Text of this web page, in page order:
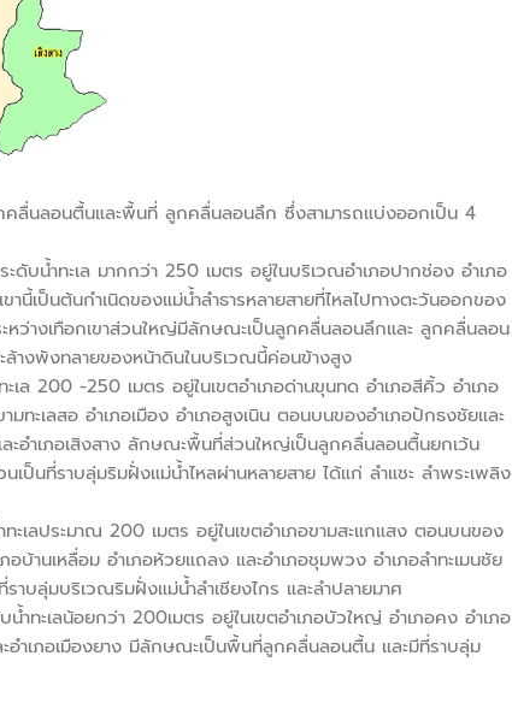
คลื่นลอนตื้นและพื้นที่ ลูกคลื่นลอนลึก ซึ่งสามารถแบ่งออกเป็น 4
ดับน้ำทะเล มากกว่า 250 เมตร อยู่ในบริเวณอำเภอปากช่อง อำเภอ
านี้เป็นต้นกำเนิดของแม่น้ำลำธารหลายสายที่ไหลไปทางตะวันออกของ
หว่างเทือกเขาส่วนใหญ่มีลักษณะเป็นลูกคลื่นลอนลึกและ ลูกคลื่นลอน
ล้างพังทลายของหน้าดินในบริเวณนี้ค่อนข้างสูง
ล 200 -250 เมตร อยู่ในเขตอำเภอด่านขุนทด อำเภอสีคิ้ว อำเภอ
มทะเลสอ อำเภอเมือง อำเภอสูงเนิน ตอนบนของอำเภอปักธงชัยและ
ะอำเภอเสิงสาง ลักษณะพื้นที่ส่วนใหญ่เป็นลูกคลื่นลอนตื้นยกเว้น
ป็นที่ราบลุ่มริมฝั่งแม่น้ำไหลผ่านหลายสาย ได้แก่ ลำแชะ ลำพระเพลิง
เลประมาณ 200 เมตร อยู่ในเขตอำเภอขามสะแกแสง ตอนบนของ
บ้านเหลื่อม อำเภอห้วยแถลง และอำเภอชุมพวง อำเภอลำทะเมนชัย
บลุ่มบริเวณริมฝั่งแม่น้ำลำเชียงไกร และลำปลายมาศ
ำทะเลน้อยกว่า 200เมตร อยู่ในเขตอำเภอบัวใหญ่ อำเภอคง อำเภอ
ะอำเภอเมืองยาง มีลักษณะเป็นพื้นที่ลูกคลื่นลอนตื้น และมีที่ราบลุ่ม